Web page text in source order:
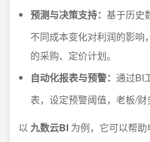
预测与决策支持： 基于历史
不同成本变化对利润的影响
的采购、定价计划。
自动化报表与预警： 通过BI
表，设定预警阈值，老板/财
以 九数云BI 为例，它可以帮